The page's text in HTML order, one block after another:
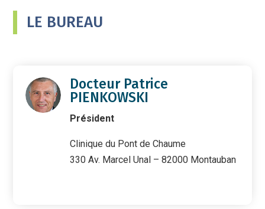
LE BUREAU
Docteur Patrice
PIENKOWSKI
Président
Clinique du Pont de Chaume
330 Av. Marcel Unal – 82000 Montauban